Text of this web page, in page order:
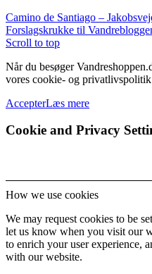
Camino de Santiago –
Forslagskrukke til
Scroll to top
Når du besøger
vores cookie- og
AccepterLæs mere
Cookie and Privacy
How we use cookies
We may request cookies to be
let us know when you visit our
to enrich your user experience,
with our website.